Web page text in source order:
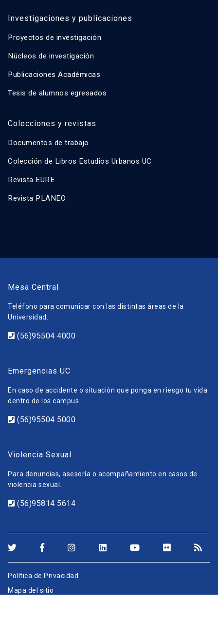
Investigaciones y publicaciones
Proyectos de investigación
Núcleos de investigación
Publicaciones Académicas
Tesis de alumnos egresados
Colecciones y revistas
Documentos de trabajo
Colección de Libros Estudios Urbanos UC
Revista EURE
Revista PLANEO
Mesa Central
Teléfono para comunicar con las distintas áreas de la
Universidad.
(56)95504 4000
Emergencias UC
En caso de accidente o situación que ponga en riesgo tu vida
dentro de los campus.
(56)95504 5000
Violencia Sexual
Para denuncias, asesoría o acompañamiento en casos de
violencia sexual.
(56)95814 5614
Política de Privacidad
Mapa del sitio